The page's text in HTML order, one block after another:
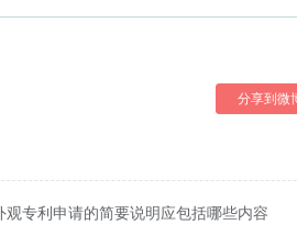
分享到微
观专利申请的简要说明应包括哪些内容